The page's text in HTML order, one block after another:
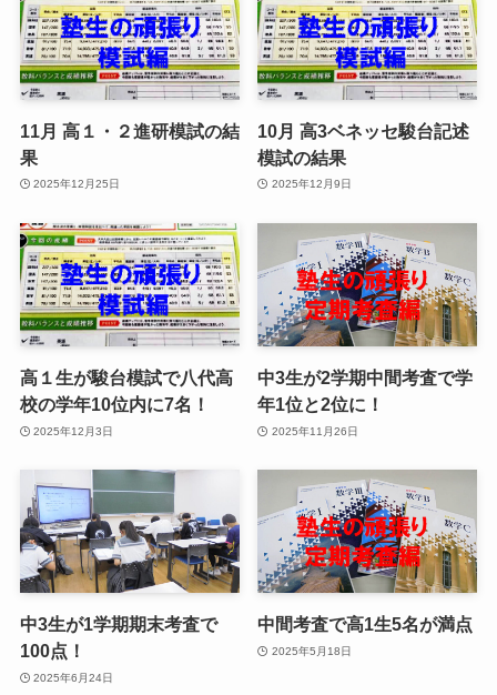
11月 高１・２進研模試の結
果
2025年12月25日
10月 高3ベネッセ駿台記述
模試の結果
2025年12月9日
高１生が駿台模試で八代高
校の学年10位内に7名！
2025年12月3日
中3生が2学期中間考査で学
年1位と2位に！
2025年11月26日
中3生が1学期期末考査で
100点！
2025年6月24日
中間考査で高1生5名が満点
2025年5月18日